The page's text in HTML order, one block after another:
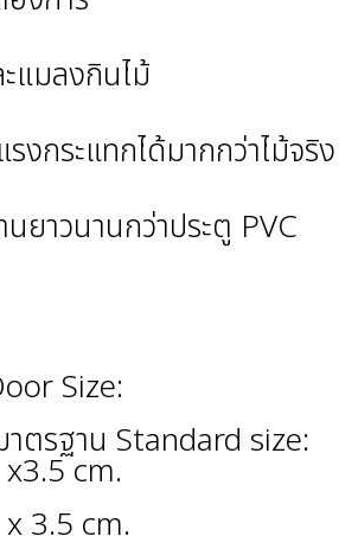
แมลงกินไม้
งกระแทกได้มากกว่าไม้จริง
นยาวนานกว่าประตู PVC
Size:
ตรฐาน Standard size:
cm.
3.5 cm.